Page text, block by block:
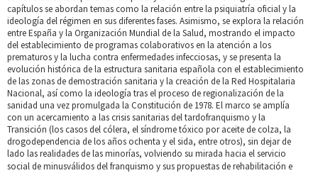
capítulos se abordan temas como la relación entre la psiquiatría oficial y la
ideología del régimen en sus diferentes fases. Asimismo, se explora la relación
entre España y la Organización Mundial de la Salud, mostrando el impacto
del establecimiento de programas colaborativos en la atención a los
prematuros y la lucha contra enfermedades infecciosas, y se presenta la
evolución histórica de la estructura sanitaria española con el establecimiento
de las zonas de demostración sanitaria y la creación de la Red Hospitalaria
Nacional, así como la ideología tras el proceso de regionalización de la
sanidad una vez promulgada la Constitución de 1978. El marco se amplía
con un acercamiento a las crisis sanitarias del tardofranquismo y la
Transición (los casos del cólera, el síndrome tóxico por aceite de colza, la
drogodependencia de los años ochenta y el sida, entre otros), sin dejar de
lado las realidades de las minorías, volviendo su mirada hacia el servicio
social de minusválidos del franquismo y sus propuestas de rehabilitación e